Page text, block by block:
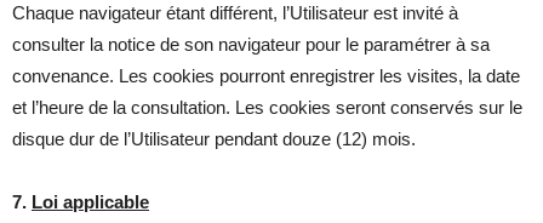
Chaque navigateur étant différent, l’Utilisateur est invité à
consulter la notice de son navigateur pour le paramétrer à sa
convenance. Les cookies pourront enregistrer les visites, la date
et l’heure de la consultation. Les cookies seront conservés sur le
disque dur de l’Utilisateur pendant douze (12) mois.
7. Loi applicable